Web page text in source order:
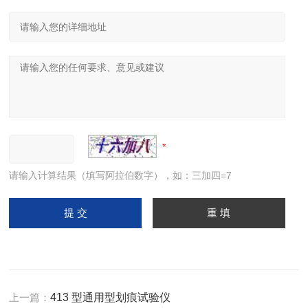
请输入计算结果（填写阿拉伯数字），如：三加四=7
上一篇：413 型通用型划痕试验仪